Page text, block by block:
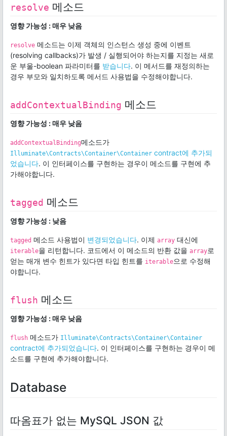
resolve 메소드
영향 가능성 : 매우 낮음
resolve 메소드는 이제 객체의 인스턴스 생성 중에 이벤트
(resolving callbacks)가 발생 / 실행되어야 하는지를 지정는 새로
운 부울-boolean 파라미터를 받습니다. 이 메서드를 재정의하는
경우 부모와 일치하도록 메서드 사용법을 수정해야합니다.
addContextualBinding 메소드
영향 가능성 : 매우 낮음
addContextualBinding메소드가
Illuminate\Contracts\Container\Container contract에 추가되
었습니다. 이 인터페이스를 구현하는 경우이 메소드를 구현에 추
가해야합니다.
tagged 메소드
영향 가능성 : 낮음
tagged 메소드 사용법이 변경되었습니다. 이제 array 대신에
iterable을 리턴합니다. 코드에서 이 메소드의 반환 값을 array로
얻는 매개 변수 힌트가 있다면 타입 힌트를 iterable으로 수정해
야합니다.
flush 메소드
영향 가능성 : 매우 낮음
flush 메소드가 Illuminate\Contracts\Container\Container
contract에 추가되었습니다. 이 인터페이스를 구현하는 경우이 메
소드를 구현에 추가해야합니다.
Database
따옴표가 없는 MySQL JSON 값